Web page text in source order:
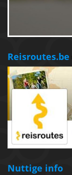
Reisroutes.be
Nuttige info